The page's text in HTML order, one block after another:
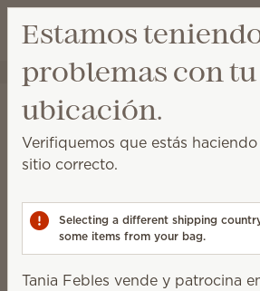
Tania Febles Obtener un enlace
Sachets
Añade fragancia a un Scentsy
15 Resultados
Filter
Elige 6 productos,
Excluye productos con licencia y productos que
Estamos
problemas con tu
ubicación.
Verifiquemos que estás
sitio correcto.
Selecting a different shipping
some items from your bag.
Tania Febles vende y patrocina